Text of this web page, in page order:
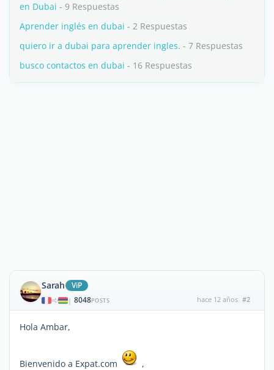
en Dubai - 9 Respuestas
Aprender inglés en dubai - 2 Respuestas
quiero ir a dubai para aprender ingles. - 7 Respuestas
busco contactos en dubai - 16 Respuestas
Sarah ViP
| 8048POSTS hace 12 años #2
Hola Ambar,
Bienvenido a Expat.com ,